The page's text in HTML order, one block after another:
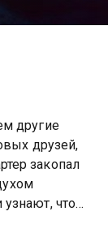
другие
друзей,
закопал
что